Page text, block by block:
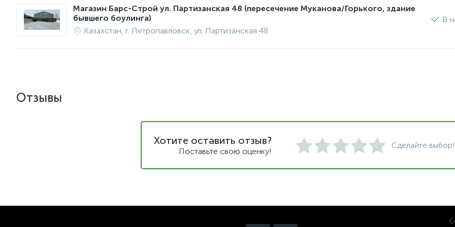
Магазин Барс-Строй ул. Партизанская 48 (пересечение Муканова/Горького, здание
бывшего боулинга)
Казахстан, г. Петропавловск, ул. Партизанская 48
В
Отзывы
Хотите оставить отзыв?
Поставьте свою оценку!
Сделайте выбор!